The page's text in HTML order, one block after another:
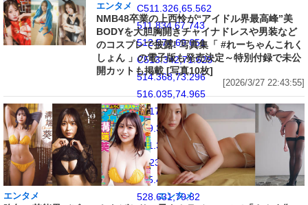
C511.326,65.562
511.834,67.743
512.574,69.651
C513.342,71.625
514.368,73.296
516.035,74.965
C517.703,76.634
519.376,77.658
521.349,78.425
C523.257,79.167
525.438,79.673
528.631,79.82
エンタメ
NMB48卒業の上西怜が“アイドル界最高峰”美
BODYを大胆胸開きチャイナドレスや男装など
のコスプレで披露! 写真集「 #れーちゃんこれく
しょん 」の電子版も発売決定～特別付録で未公
開カットも掲載 [写真10枚]
[2026/3/27 22:43:55]
エンタメ エンタメ